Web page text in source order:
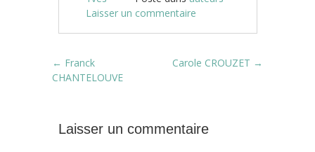
Laisser un commentaire
Post navigation
← Franck
CHANTELOUVE
Carole CROUZET →
Laisser un commentaire